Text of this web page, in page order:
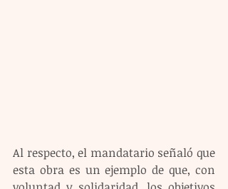
Al respecto, el mandatario señaló que
esta obra es un ejemplo de que, con